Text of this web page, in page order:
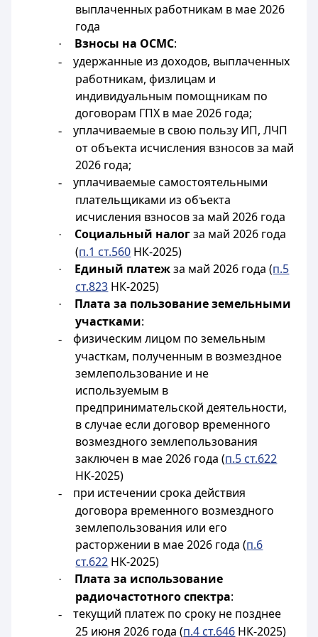
выплаченных работникам в мае 2026
года
· Взносы на ОСМС:
-
удержанные из доходов, выплаченных
работникам, физлицам и
индивидуальным помощникам по
договорам ГПХ в мае 2026 года;
-
уплачиваемые в свою пользу ИП, ЛЧП
от объекта исчисления взносов за май
2026 года;
-
уплачиваемые самостоятельными
плательщиками из объекта
исчисления взносов за май 2026 года
· Социальный налогза май 2026 года
(п.1 ст.560 НК-2025)
· Единый платежза май 2026 года (п.5
ст.823 НК-2025)
·
Плата за пользование земельными
участками:
-
физическим лицом по земельным
участкам, полученным в возмездное
землепользование и не
используемым в
предпринимательской деятельности,
в случае если договор временного
возмездного землепользования
заключен в мае 2026 года (п.5 ст.622
НК-2025)
-
при истечении срока действия
договора временного возмездного
землепользования или его
расторжении в мае 2026 года (п.6
ст.622 НК-2025)
·
Плата за использование
радиочастотного спектра:
-
текущий платеж по сроку не позднее
25 июня 2026 года (п.4 ст.646 НК-2025)